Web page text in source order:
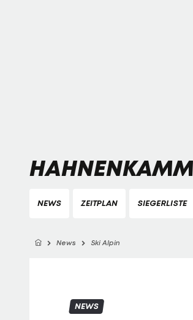
NEWS ZEITPLAN SIEGERLISTE
News Ski Alpin
NEWS